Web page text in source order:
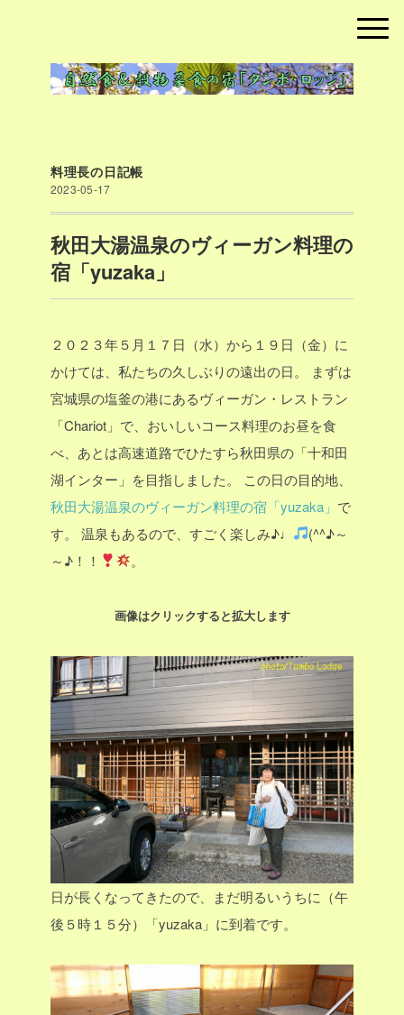
料理長の日記帳
2023-05-17
秋田大湯温泉のヴィーガン料理の
宿「yuzaka」
２０２３年５月１７日（水）から１９日（金）に
かけては、私たちの久しぶりの遠出の日。
まずは
宮城県の塩釜の港にあるヴィーガン・レストラン
「Chariot」で、おいしいコース料理のお昼を食
べ、あとは高速道路でひたすら秋田県の「十和田
湖インター」を目指しました。
この日の目的地、
秋田大湯温泉のヴィーガン料理の宿「yuzaka」 で
す。
温泉もあるので、すごく楽しみ♪♩
(^^♪～
～♪！！
。
画像はクリックすると拡大します
日が長くなってきたので、まだ明るいうちに（午
後５時１５分）「yuzaka」に到着です。